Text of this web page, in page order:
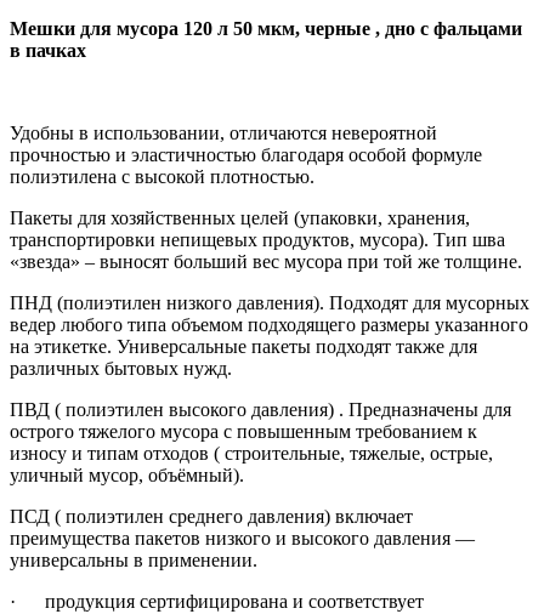
Мешки для мусора 120 л 50 мкм, черные , дно с фальцами
в пачках
Удобны в использовании, отличаются невероятной
прочностью и эластичностью благодаря особой формуле
полиэтилена с высокой плотностью.
Пакеты для хозяйственных целей (упаковки, хранения,
транспортировки непищевых продуктов, мусора). Тип шва
«звезда» – выносят больший вес мусора при той же толщине.
ПНД (полиэтилен низкого давления). Подходят для мусорных
ведер любого типа объемом подходящего размеры указанного
на этикетке. Универсальные пакеты подходят также для
различных бытовых нужд.
ПВД ( полиэтилен высокого давления) . Предназначены для
острого тяжелого мусора с повышенным требованием к
износу и типам отходов ( строительные, тяжелые, острые,
уличный мусор, объёмный).
ПСД ( полиэтилен среднего давления) включает
преимущества пакетов низкого и высокого давления —
универсальны в применении.
· продукция сертифицирована и соответствует